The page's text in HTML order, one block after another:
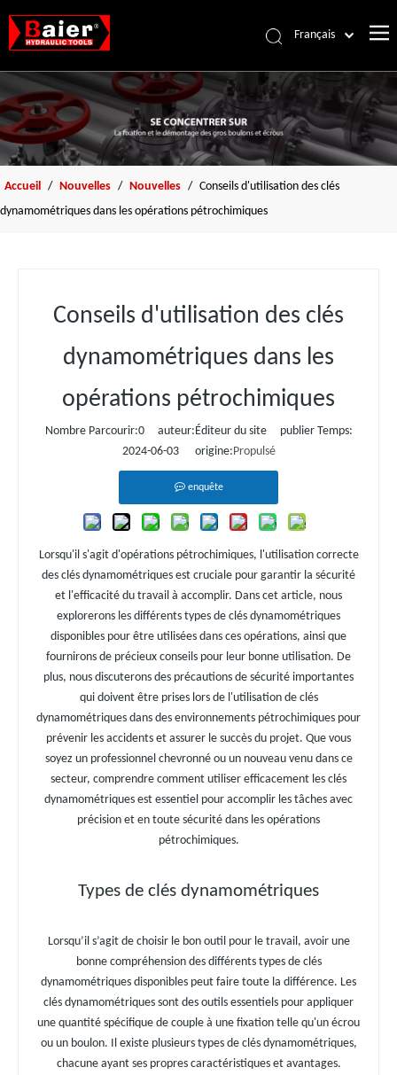
Accueil
Des produits
À propos de nous
Accessoires
Ressources
Français
Español
Pусский
العربية
English
Accueil / Nouvelles / Nouvelles / Conseils d'utilisation des clés
dynamométriques dans les opérations pétrochimiques
Conseils d'utilisation des clés
dynamométriques dans les
opérations pétrochimiques
Nombre Parcourir:0auteur:Éditeur du site publier Temps:
2024-06-03 origine:Propulsé
enquête
Lorsqu'il s'agit d'opérations pétrochimiques, l'utilisation correcte
des clés dynamométriques est cruciale pour garantir la sécurité
et l'efficacité du travail à accomplir. Dans cet article, nous
explorerons les différents types de clés dynamométriques
disponibles pour être utilisées dans ces opérations, ainsi que
fournirons de précieux conseils pour leur bonne utilisation. De
plus, nous discuterons des précautions de sécurité importantes
qui doivent être prises lors de l'utilisation de clés
dynamométriques dans des environnements pétrochimiques pour
prévenir les accidents et assurer le succès du projet. Que vous
soyez un professionnel chevronné ou un nouveau venu dans ce
secteur, comprendre comment utiliser efficacement les clés
dynamométriques est essentiel pour accomplir les tâches avec
précision et en toute sécurité dans les opérations
pétrochimiques.
Types de clés dynamométriques
Lorsqu’il s’agit de choisir le bon outil pour le travail, avoir une
bonne compréhension des différents types de clés
dynamométriques disponibles peut faire toute la différence. Les
clés dynamométriques sont des outils essentiels pour appliquer
une quantité spécifique de couple à une fixation telle qu'un écrou
ou un boulon. Il existe plusieurs types de clés dynamométriques,
chacune ayant ses propres caractéristiques et avantages.